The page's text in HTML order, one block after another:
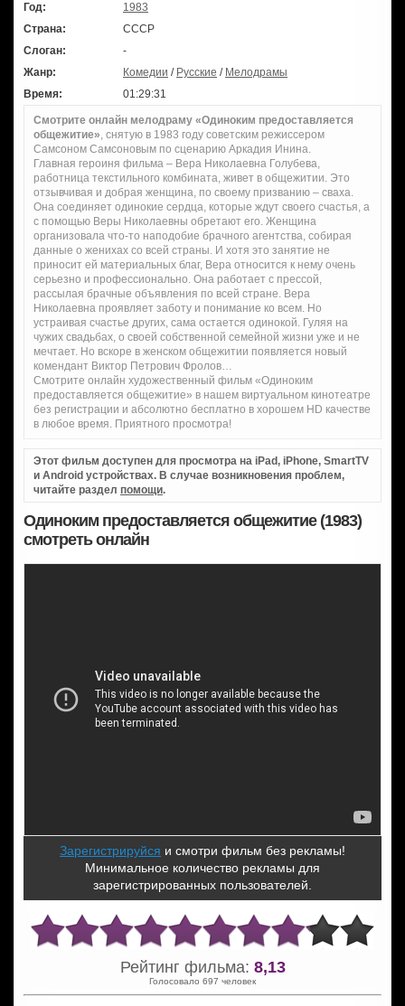
Год:
1983
Страна:
СССР
Слоган:
-
Жанр:
Комедии / Русские / Мелодрамы
Время:
01:29:31
Смотрите онлайн мелодраму «Одиноким предоставляется
общежитие», снятую в 1983 году советским режиссером
Самсоном Самсоновым по сценарию Аркадия Инина.
Главная героиня фильма – Вера Николаевна Голубева,
работница текстильного комбината, живет в общежитии. Это
отзывчивая и добрая женщина, по своему призванию – сваха.
Она соединяет одинокие сердца, которые ждут своего счастья, а
с помощью Веры Николаевны обретают его. Женщина
организовала что-то наподобие брачного агентства, собирая
данные о женихах со всей страны. И хотя это занятие не
приносит ей материальных благ, Вера относится к нему очень
серьезно и профессионально. Она работает с прессой,
рассылая брачные объявления по всей стране. Вера
Николаевна проявляет заботу и понимание ко всем. Но
устраивая счастье других, сама остается одинокой. Гуляя на
чужих свадьбах, о своей собственной семейной жизни уже и не
мечтает. Но вскоре в женском общежитии появляется новый
комендант Виктор Петрович Фролов…
Смотрите онлайн художественный фильм «Одиноким
предоставляется общежитие» в нашем виртуальном кинотеатре
без регистрации и абсолютно бесплатно в хорошем HD качестве
в любое время. Приятного просмотра!
Этот фильм доступен для просмотра на iPad, iPhone, SmartTV
и Android устройствах. В случае возникновения проблем,
читайте раздел помощи.
Одиноким предоставляется общежитие (1983)
смотреть онлайн
Зарегистрируйся и смотри фильм без рекламы!
Минимальное количество рекламы для
зарегистрированных пользователей.
Рейтинг фильма: 8,13
Голосовало 697 человек